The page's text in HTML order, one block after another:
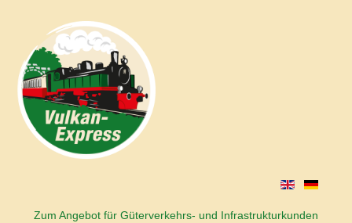
Zum Angebot für Güterverkehrs- und Infrastrukturkunden